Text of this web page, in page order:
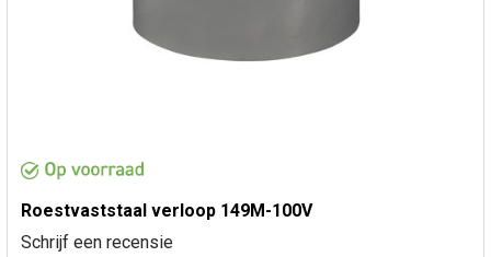
Roestvaststaal verloop 149M-100V
Schrijf een recensie